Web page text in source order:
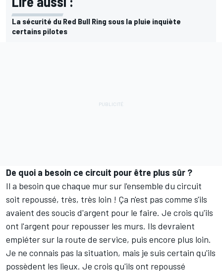
La sécurité du Red Bull Ring sous la pluie inquiète
certains pilotes
De quoi a besoin ce circuit pour être plus sûr ?
Il a besoin que chaque mur sur l'ensemble du circuit
soit repoussé, très, très loin ! Ça n'est pas comme s'ils
avaient des soucis d'argent pour le faire. Je crois qu'ils
ont l'argent pour repousser les murs. Ils devraient
empiéter sur la route de service, puis encore plus loin.
Je ne connais pas la situation, mais je suis certain qu'ils
possèdent les lieux. Je crois qu'ils ont repoussé